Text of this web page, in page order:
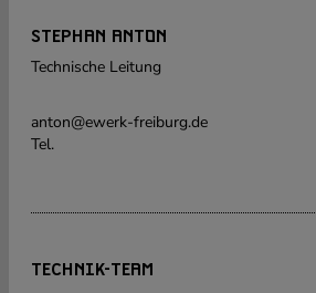
STEPHAN ANTON
Technische Leitung
anton@ewerk-freiburg.de
Tel.
TECHNIK-TEAM